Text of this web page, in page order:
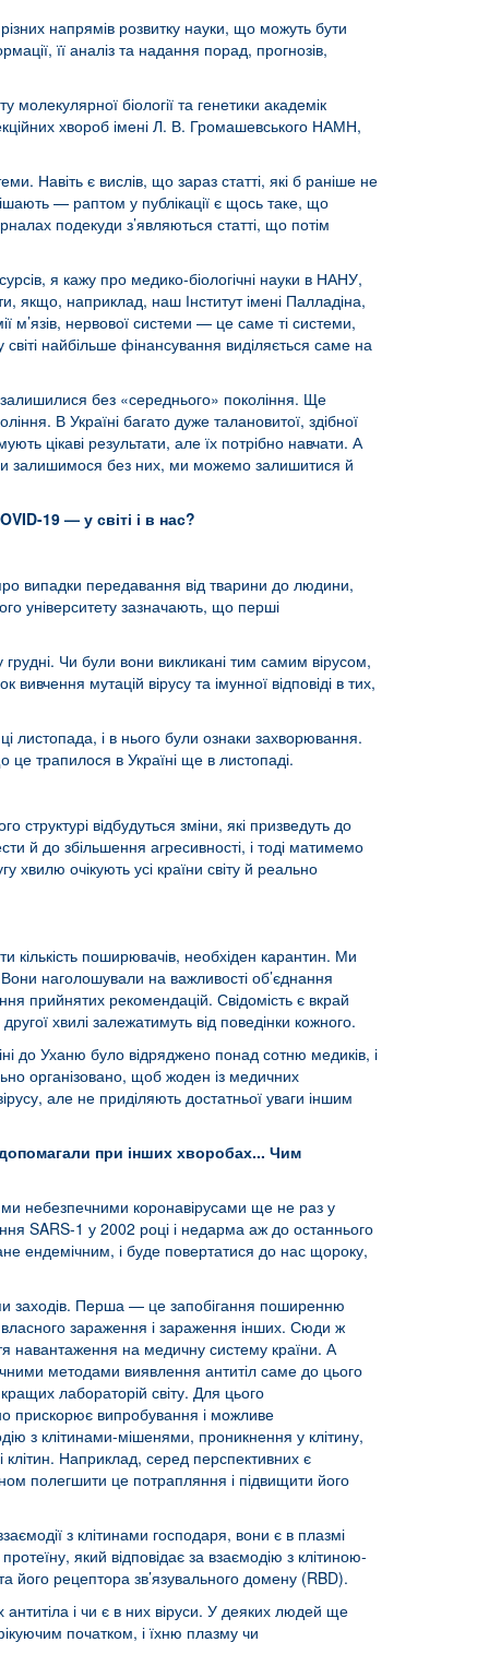
напрямів розвитку науки, що можуть бути
її аналіз та надання порад, прогнозів,
біології та генетики академік
хвороб імені Л. В. Громашевського НАМН,
Навіть є вислів, що зараз статті, які б раніше не
— раптом у публікації є щось таке, що
подекуди з’являються статті, що потім
я кажу про медико-біологічні науки в НАНУ,
якщо, наприклад, наш Інститут імені Палладіна,
м’язів, нервової системи — це саме ті системи,
найбільше фінансування виділяється саме на
без «середнього» покоління. Ще
В Україні багато дуже талановитої, здібної
цікаві результати, але їх потрібно навчати. А
залишимося без них, ми можемо залишитися й
19 — у світі і в нас?
випадки передавання від тварини до людини,
університету зазначають, що перші
грудні. Чи були вони викликані тим самим вірусом,
мутацій вірусу та імунної відповіді в тих,
листопада, і в нього були ознаки захворювання.
трапилося в Україні ще в листопаді.
відбудуться зміни, які призведуть до
й до збільшення агресивності, і тоді матимемо
очікують усі країни світу й реально
поширювачів, необхіден карантин. Ми
наголошували на важливості об’єднання
прийнятих рекомендацій. Свідомість є вкрай
хвилі залежатимуть від поведінки кожного.
до Уханю було відряджено понад сотню медиків, і
організовано, щоб жоден із медичних
але не приділяють достатньої уваги іншим
допомагали при інших хворобах... Чим
небезпечними коронавірусами ще не раз у
SARS-1 у 2002 році і недарма аж до останнього
ендемічним, і буде повертатися до нас щороку,
заходів. Перша — це запобігання поширенню
власного зараження і зараження інших. Сюди ж
навантаження на медичну систему країни. А
методами виявлення антитіл саме до цього
лабораторій світу. Для цього
прискорює випробування і можливе
з клітинами-мішенями, проникнення у клітину,
клітин. Наприклад, серед перспективних є
полегшити це потрапляння і підвищити його
з клітинами господаря, вони є в плазмі
який відповідає за взаємодію з клітиною-
його рецептора зв’язувального домену (RBD).
антитіла і чи є в них віруси. У деяких людей ще
початком, і їхню плазму чи